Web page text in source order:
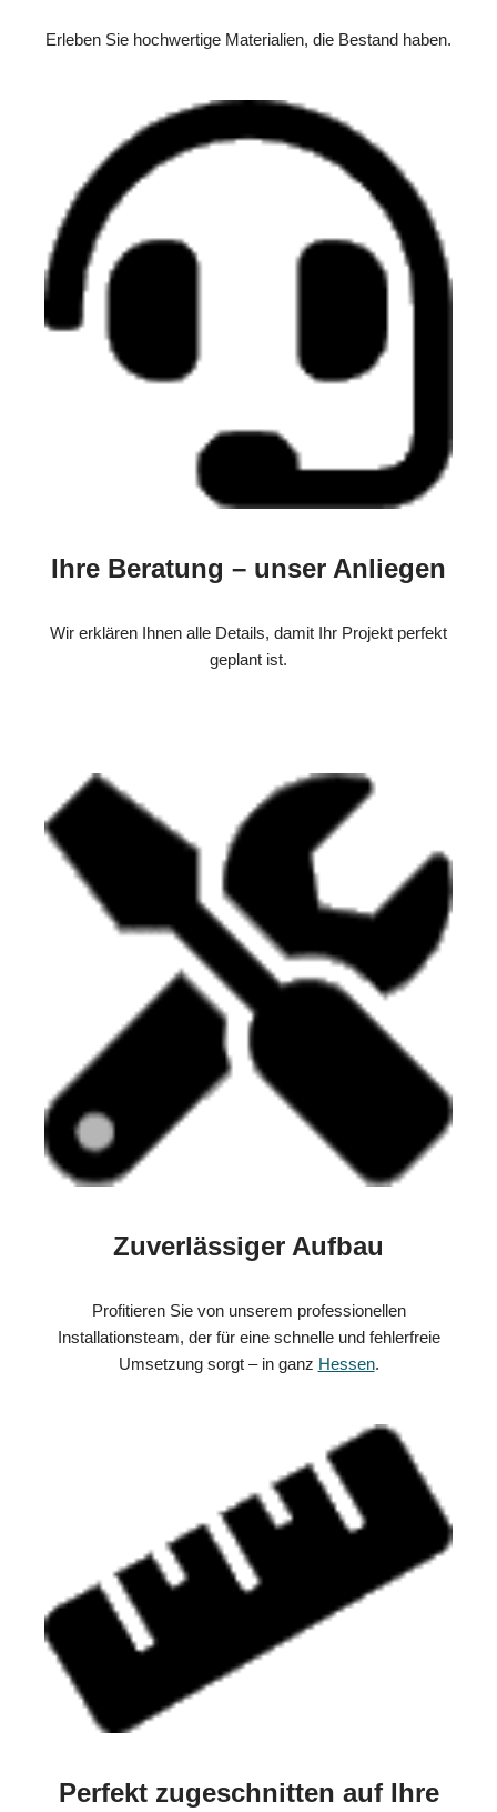
Erleben Sie hochwertige Materialien, die Bestand haben.
Ihre Beratung – unser Anliegen
Wir erklären Ihnen alle Details, damit Ihr Projekt perfekt
geplant ist.
Zuverlässiger Aufbau
Profitieren Sie von unserem professionellen
Installationsteam, der für eine schnelle und fehlerfreie
Umsetzung sorgt – in ganz Hessen.
Perfekt zugeschnitten auf Ihre